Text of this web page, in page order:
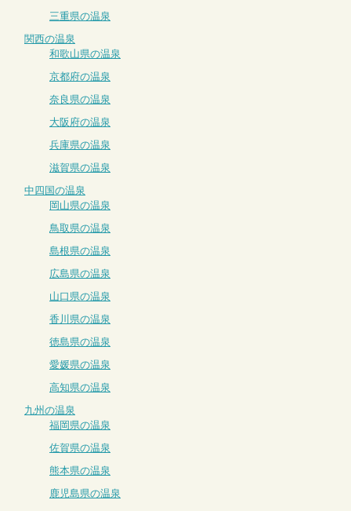
三重県の温泉
関西の温泉
和歌山県の温泉
京都府の温泉
奈良県の温泉
大阪府の温泉
兵庫県の温泉
滋賀県の温泉
中四国の温泉
岡山県の温泉
鳥取県の温泉
島根県の温泉
広島県の温泉
山口県の温泉
香川県の温泉
徳島県の温泉
愛媛県の温泉
高知県の温泉
九州の温泉
福岡県の温泉
佐賀県の温泉
熊本県の温泉
鹿児島県の温泉